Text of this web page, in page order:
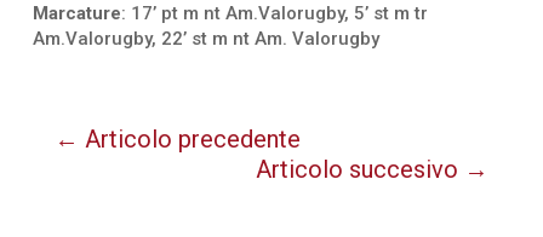
Marcature: 17’ pt m nt Am.Valorugby, 5’ st m tr
Am.Valorugby, 22’ st m nt Am. Valorugby
← Articolo precedente
Articolo succesivo →